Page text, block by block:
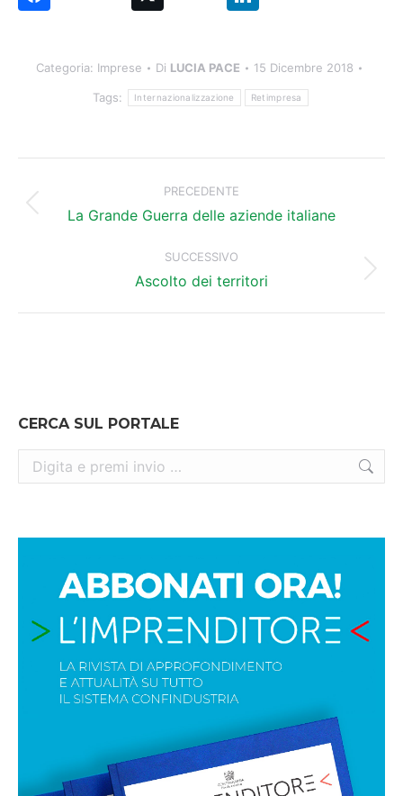
Categoria: Imprese Di LUCIA PACE 15 Dicembre 2018
Tags: Internazionalizzazione Retimpresa
tra
PRECEDENTE
Post
La Grande Guerra delle aziende italiane
SUCCESSIVO
Prossimo
Ascolto dei territori
CERCA SUL PORTALE
Cerca: